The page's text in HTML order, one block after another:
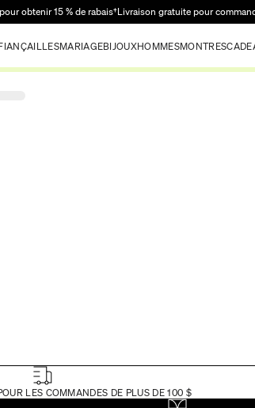
Passer au
obtenir 15 % de rabais†Livraison gratuite pour
MARIAGEBIJOUXHOMMESMONTRES
LES COMMANDES DE PLUS DE 100 $